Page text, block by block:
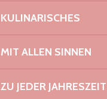
KULINARISCHES
MIT ALLEN SINNEN
ZU JEDER JAHRESZEIT